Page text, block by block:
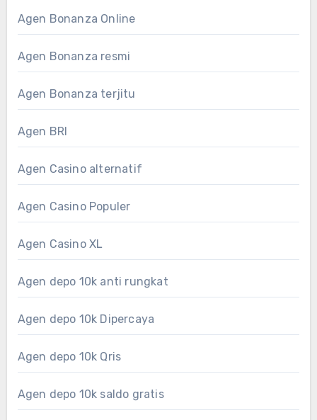
Agen Bonanza Online
Agen Bonanza resmi
Agen Bonanza terjitu
Agen BRI
Agen Casino alternatif
Agen Casino Populer
Agen Casino XL
Agen depo 10k anti rungkat
Agen depo 10k Dipercaya
Agen depo 10k Qris
Agen depo 10k saldo gratis